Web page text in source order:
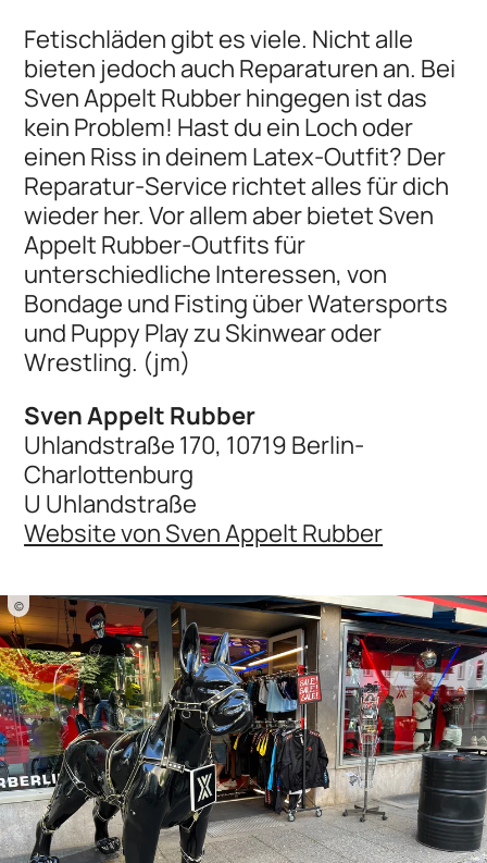
Fetischläden gibt es viele. Nicht alle
bieten jedoch auch Reparaturen an. Bei
Sven Appelt Rubber hingegen ist das
kein Problem! Hast du ein Loch oder
einen Riss in deinem Latex-Outfit? Der
Reparatur-Service richtet alles für dich
wieder her. Vor allem aber bietet Sven
Appelt Rubber-Outfits für
unterschiedliche Interessen, von
Bondage und Fisting über Watersports
und Puppy Play zu Skinwear oder
Wrestling. (jm)
Sven Appelt Rubber
Uhlandstraße 170, 10719 Berlin-
Charlottenburg
U Uhlandstraße
Website von Sven Appelt Rubber
©